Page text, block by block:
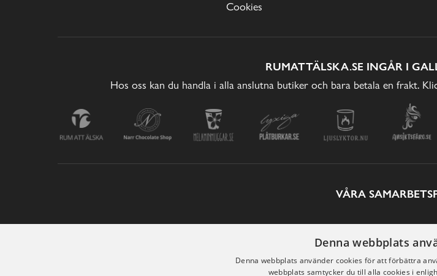
Cookies
RUMATTÄLSKA.SE INGÅR I
Hos oss kan du handla i alla anslutna butiker och bara betala en frakt.
VÅRA
Denna webbplats
Denna webbplats använder cookies för att förbättra
webbplats samtycker du till alla cookies i